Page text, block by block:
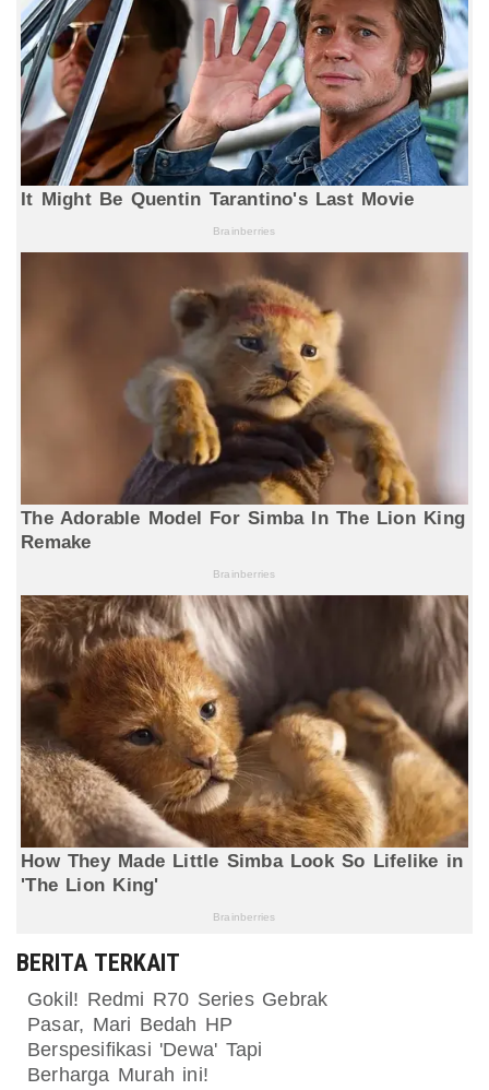
BERITA TERKAIT
Gokil! Redmi R70 Series Gebrak
Pasar, Mari Bedah HP
Berspesifikasi 'Dewa' Tapi
Berharga Murah ini!